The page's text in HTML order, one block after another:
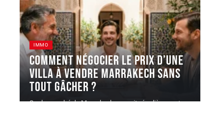
IMMO
Comment négocier le prix d’une
villa à vendre Marrakech sans
tout gâcher ?
Sur le marché de Marrakech, on voit régulièrement